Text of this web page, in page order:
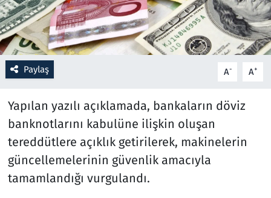
Paylaş A- A+
Yapılan yazılı açıklamada, bankaların döviz
banknotlarını kabulüne ilişkin oluşan
tereddütlere açıklık getirilerek, makinelerin
güncellemelerinin güvenlik amacıyla
tamamlandığı vurgulandı.
Sağlık
Savunma Sanayi
Spor
Teknoloji ve Bilim
Televizyon